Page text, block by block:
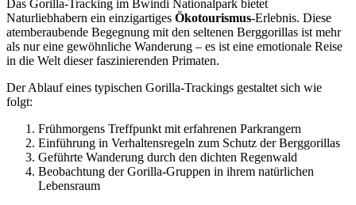
Das Gorilla-Tracking im Bwindi Nationalpark bietet
Naturliebhabern ein einzigartiges Ökotourismus-Erlebnis. Diese
atemberaubende Begegnung mit den seltenen Berggorillas ist mehr
als nur eine gewöhnliche Wanderung – es ist eine emotionale Reise
in die Welt dieser faszinierenden Primaten.
Der Ablauf eines typischen Gorilla-Trackings gestaltet sich wie
folgt:
Frühmorgens Treffpunkt mit erfahrenen Parkrangern
Einführung in Verhaltensregeln zum Schutz der Berggorillas
Geführte Wanderung durch den dichten Regenwald
Beobachtung der Gorilla-Gruppen in ihrem natürlichen
Lebensraum